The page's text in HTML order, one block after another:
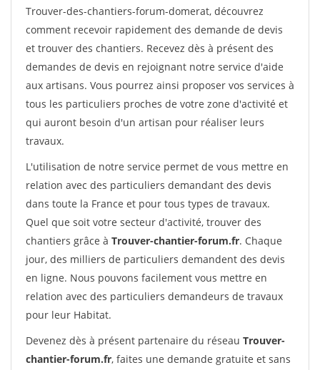
Trouver-des-chantiers-forum-domerat, découvrez
comment recevoir rapidement des demande de devis
et trouver des chantiers. Recevez dès à présent des
demandes de devis en rejoignant notre service d'aide
aux artisans. Vous pourrez ainsi proposer vos services à
tous les particuliers proches de votre zone d'activité et
qui auront besoin d'un artisan pour réaliser leurs
travaux.
L'utilisation de notre service permet de vous mettre en
relation avec des particuliers demandant des devis
dans toute la France et pour tous types de travaux.
Quel que soit votre secteur d'activité, trouver des
chantiers grâce à Trouver-chantier-forum.fr. Chaque
jour, des milliers de particuliers demandent des devis
en ligne. Nous pouvons facilement vous mettre en
relation avec des particuliers demandeurs de travaux
pour leur Habitat.
Devenez dès à présent partenaire du réseau Trouver-
chantier-forum.fr, faites une demande gratuite et sans